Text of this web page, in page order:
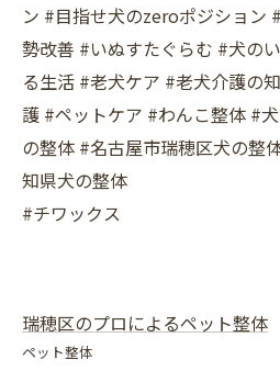
ン #目指せ犬のzeroポジション
勢改善 #いぬすたぐらむ #犬の
る生活 #老犬ケア #老犬介護の
護 #ペットケア #わんこ整体 #
の整体 #名古屋市瑞穂区犬の整
知県犬の整体
#チワックス
瑞穂区のプロによるペット整体
ペット整体